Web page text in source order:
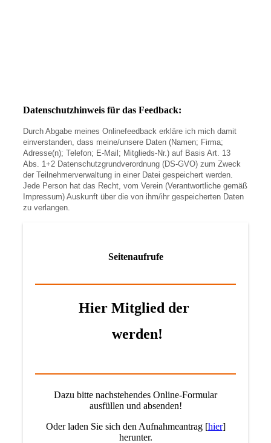
Datenschutzhinweis für das Feedback:
Durch Abgabe meines Onlinefeedback erkläre ich mich damit
einverstanden, dass meine/unsere Daten (Namen; Firma;
Adresse(n); Telefon; E-Mail; Mitglieds-Nr.) auf Basis Art. 13
Abs. 1+2 Datenschutzgrundverordnung (DS-GVO) zum Zweck
der Teilnehmerverwaltung in einer Datei gespeichert werden.
Jede Person hat das Recht, vom Verein (Verantwortliche gemäß
Impressum) Auskunft über die von ihm/ihr gespeicherten Daten
zu verlangen.
Seitenaufrufe
Hier Mitglied der
werden!
Dazu bitte nachstehendes Online-Formular
ausfüllen und absenden!
Oder laden Sie sich den Aufnahmeantrag [hier]
herunter.